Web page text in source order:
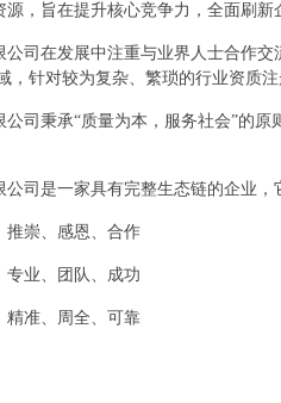
，旨在提升核心竞争力，全面刷
公司在发展中注重与业界人士合作
，针对较为复杂、繁琐的行业资质
公司秉承“质量为本，服务社会”的
公司是一家具有完整生态链的企业
推崇、感恩、合作
专业、团队、成功
精准、周全、可靠